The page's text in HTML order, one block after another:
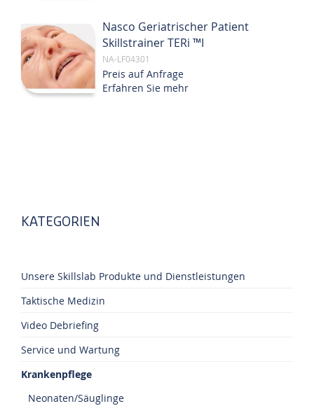
Nasco Geriatrischer Patient
Skillstrainer TERi ™I
NA-LF04301
Preis auf Anfrage
Erfahren Sie mehr
KATEGORIEN
Unsere Skillslab Produkte und Dienstleistungen
Taktische Medizin
Video Debriefing
Service und Wartung
Krankenpflege
Neonaten/Säuglinge